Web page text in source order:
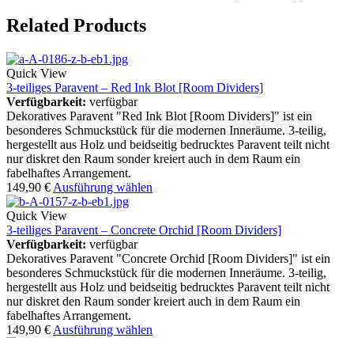
Related Products
Quick View
3-teiliges Paravent – Red Ink Blot [Room Dividers]
Verfügbarkeit: verfügbar
Dekoratives Paravent "Red Ink Blot [Room Dividers]" ist ein
besonderes Schmuckstück für die modernen Inneräume. 3-teilig,
hergestellt aus Holz und beidseitig bedrucktes Paravent teilt nicht
nur diskret den Raum sonder kreiert auch in dem Raum ein
fabelhaftes Arrangement.
149,90 € Ausführung wählen
Quick View
3-teiliges Paravent – Concrete Orchid [Room Dividers]
Verfügbarkeit: verfügbar
Dekoratives Paravent "Concrete Orchid [Room Dividers]" ist ein
besonderes Schmuckstück für die modernen Inneräume. 3-teilig,
hergestellt aus Holz und beidseitig bedrucktes Paravent teilt nicht
nur diskret den Raum sonder kreiert auch in dem Raum ein
fabelhaftes Arrangement.
149,90 € Ausführung wählen